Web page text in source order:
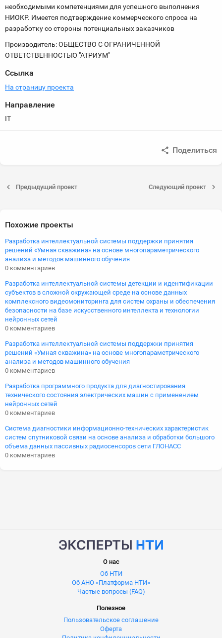
необходимыми компетенциями для успешного выполнения
НИОКР. Имеется подтверждение коммерческого спроса на
разработку со стороны потенциальных заказчиков
Производитель: ОБЩЕСТВО С ОГРАНИЧЕННОЙ
ОТВЕТСТВЕННОСТЬЮ "АТРИУМ"
Ссылка
На страницу проекта
Направление
IT
Поделиться
Предыдущий проект Следующий проект
Похожие проекты
Разработка интеллектуальной системы поддержки принятия
решений «Умная скважина» на основе многопараметрического
анализа и методов машинного обучения
0 комментариев
Разработка интеллектуальной системы детекции и идентификации
субъектов в сложной окружающей среде на основе данных
комплексного видеомониторинга для систем охраны и обеспечения
безопасности на базе искусственного интеллекта и технологии
нейронных сетей
0 комментариев
Разработка интеллектуальной системы поддержки принятия
решений «Умная скважина» на основе многопараметрического
анализа и методов машинного обучения
0 комментариев
Разработка программного продукта для диагностирования
технического состояния электрических машин с применением
нейронных сетей
0 комментариев
Система диагностики информационно-технических характеристик
систем спутниковой связи на основе анализа и обработки большого
объема данных пассивных радиосенсоров сети ГЛОНАСС
0 комментариев
О нас
Об НТИ
Об АНО «Платформа НТИ»
Частые вопросы (FAQ)
Полезное
Пользовательское соглашение
Оферта